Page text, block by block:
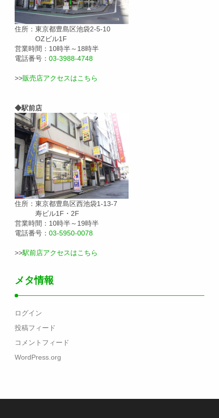
住所：東京都豊島区池袋2-5-10
OZビル1F
営業時間：10時半～18時半
電話番号： 03-3988-4748
>>販売店アクセスはこちら
◆駅前店
住所：東京都豊島区西池袋1-13-7
寿ビル1F・2F
営業時間：10時半～19時半
電話番号： 03-5950-0078
>>駅前店アクセスはこちら
メタ情報
ログイン
投稿フィード
コメントフィード
WordPress.org